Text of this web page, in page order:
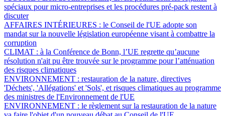
spéciaux pour micro-entreprises et les procédures pré-pack restent à
discuter
AFFAIRES INTÉRIEURES : le Conseil de l'UE adopte son
mandat sur la nouvelle législation européenne visant à combattre la
corruption
CLIMAT : à la Conférence de Bonn, l’UE regrette qu’aucune
résolution n'ait pu être trouvée sur le programme pour l’atténuation
des risques climatiques
ENVIRONNEMENT : restauration de la nature, directives
'Déchets', 'Allégations' et 'Sols', et risques climatiques au programme
des ministres de l'Environnement de l'UE
ENVIRONNEMENT : le règlement sur la restauration de la nature